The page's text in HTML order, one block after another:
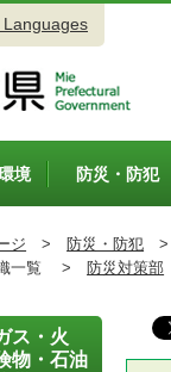
境 防災・防犯
ジ > 防災・防犯 >
一覧 > 防災対策部
ス・火
物・石油